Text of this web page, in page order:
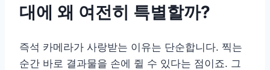
대에 왜 여전히 특별할까?
즉석 카메라가 사랑받는 이유는 단순합니다. 찍는
순간 바로 결과물을 손에 쥘 수 있다는 점이죠. 그